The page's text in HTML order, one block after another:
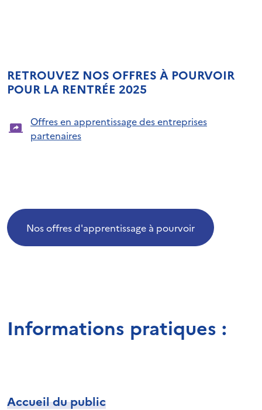
RETROUVEZ NOS OFFRES À POURVOIR
POUR LA RENTRÉE 2025
Offres en apprentissage des entreprises
partenaires
Nos offres d'apprentissage à pourvoir
Informations pratiques :
Accueil du public